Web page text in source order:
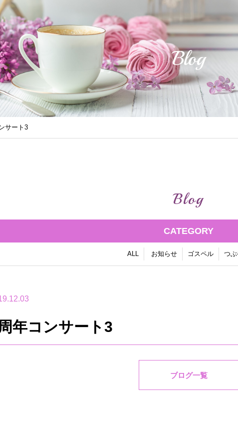
Blog
サート3
Blog
CATEGORY
ALL お知らせ ゴスペル つ
年コンサート3
ブログ一覧